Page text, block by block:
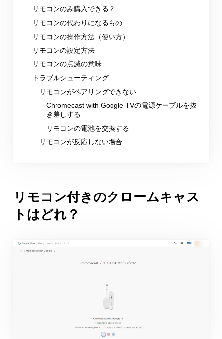
リモコンのみ購入できる？
リモコンの代わりになるもの
リモコンの操作方法（使い方）
リモコンの設定方法
リモコンの点滅の意味
トラブルシューティング
リモコンがペアリングできない
Chromecast with Google TVの電源ケーブルを抜
き差しする
リモコンの電池を交換する
リモコンが反応しない場合
リモコン付きのクロームキャス
トはどれ？